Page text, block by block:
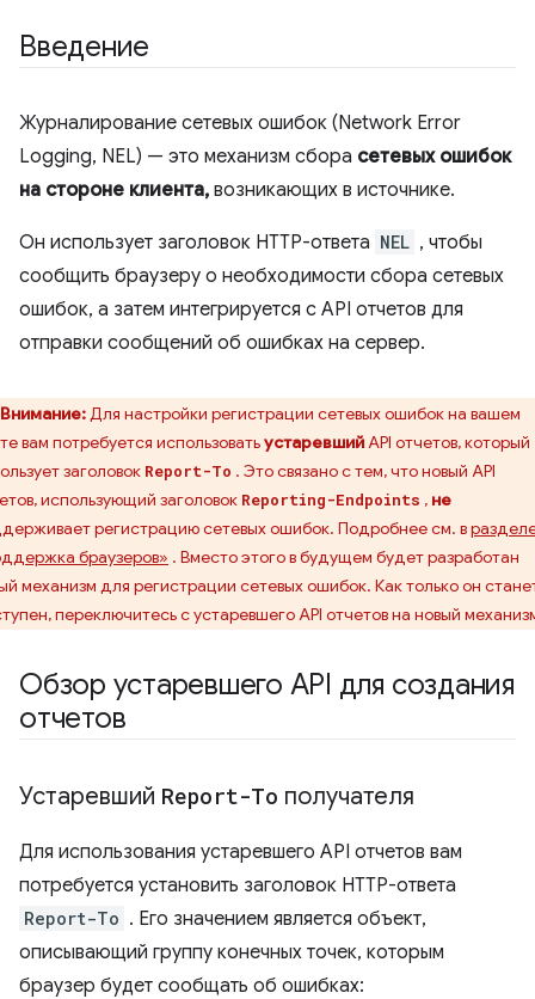
Введение
Журналирование сетевых ошибок (Network Error
Logging, NEL) — это механизм сбора сетевых ошибок
на стороне клиента, возникающих в источнике.
Он использует заголовок HTTP-ответа NEL , чтобы
сообщить браузеру о необходимости сбора сетевых
ошибок, а затем интегрируется с API отчетов для
отправки сообщений об ошибках на сервер.
Внимание:Для настройки регистрации сетевых ошибок на вашем
вам потребуется использоватьустаревшийAPI отчетов, который
заголовок Report-To . Это связано с тем, что новый API
использующий заголовок Reporting-Endpoints , не
регистрацию сетевых ошибок. Подробнее см. в
браузеров» . Вместо этого в будущем будет разработан
механизм для регистрации сетевых ошибок. Как только он
переключитесь с устаревшего API отчетов на новый
Обзор устаревшего API для создания
отчетов
Устаревший Report-To получателя
Для использования устаревшего API отчетов вам
потребуется установить заголовок HTTP-ответа
Report-To . Его значением является объект,
описывающий группу конечных точек, которым
браузер будет сообщать об ошибках: